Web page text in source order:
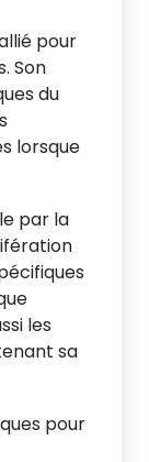
pour
Son
du
lorsque
par la
les
sa
pour